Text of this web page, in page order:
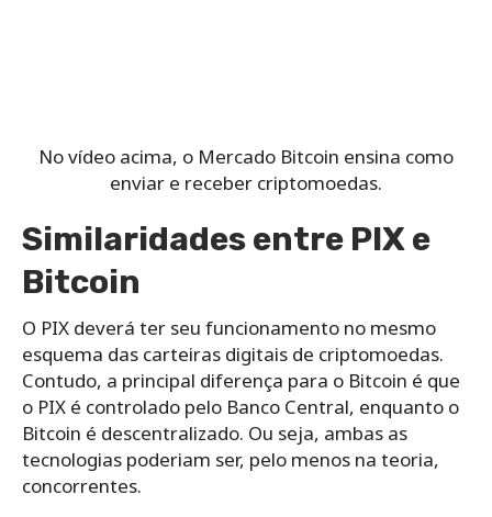
No vídeo acima, o Mercado Bitcoin ensina como
enviar e receber criptomoedas.
Similaridades entre PIX e
Bitcoin
O PIX deverá ter seu funcionamento no mesmo
esquema das carteiras digitais de criptomoedas.
Contudo, a principal diferença para o Bitcoin é que
o PIX é controlado pelo Banco Central, enquanto o
Bitcoin é descentralizado. Ou seja, ambas as
tecnologias poderiam ser, pelo menos na teoria,
concorrentes.